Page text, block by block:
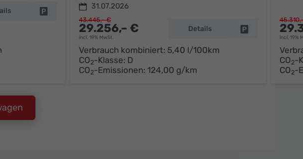
Fahrzeug parken
31.07.2026
29.256,– €
incl. 19% MwSt.
43.445,– €
Details Fahrzeug parken
Verbrauch kombiniert: 5,40 l/100km
CO2-Klasse: D
CO2-Emissionen: 124,00 g/km
incl. 19%
CO2-
CO2-